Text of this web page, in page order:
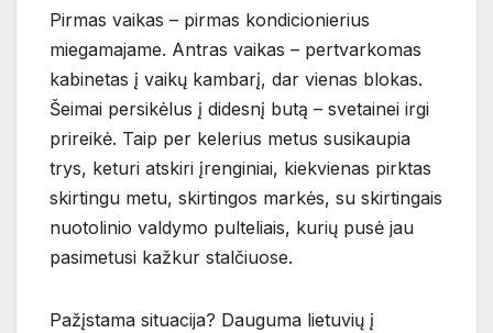
Pirmas vaikas – pirmas kondicionierius
miegamajame. Antras vaikas – pertvarkomas
kabinetas į vaikų kambarį, dar vienas blokas.
Šeimai persikėlus į didesnį butą – svetainei irgi
prireikė. Taip per kelerius metus susikaupia
trys, keturi atskiri įrenginiai, kiekvienas pirktas
skirtingu metu, skirtingos markės, su skirtingais
nuotolinio valdymo pulteliais, kurių pusė jau
pasimetusi kažkur stalčiuose.
Pažįstama situacija? Dauguma lietuvių į